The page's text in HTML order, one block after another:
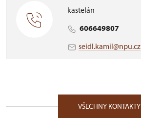
kastelán
606649807
seidl.kamil@npu.cz
VŠECHNY KONTAKTY